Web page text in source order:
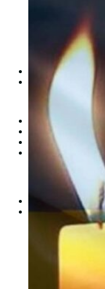
Центр
Центр
Неформальна
Вступникам
Міжнародне
Вісник
Контакти
Публічність
Кваліфікаційний
Нормативно-
Форма заяви
Перелік
Професійні
Майстри сервісних
Про формальну,